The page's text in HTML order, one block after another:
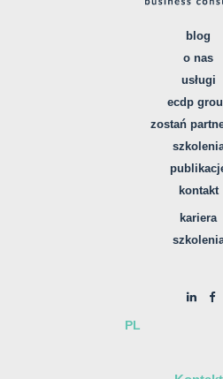
blog
o nas
usługi
ecdp
zostań
kontakt
kariera
PL